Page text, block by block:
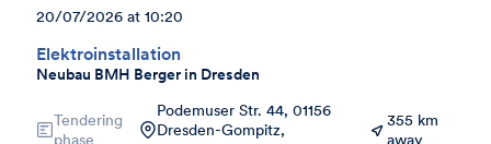
Elektroinstallation
Neubau BMH Berger in Dresden
20/07/2026 at 10:20
Tendering
phase
Podemuser Str. 44, 01156
Dresden-Gompitz,
355 km
away